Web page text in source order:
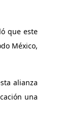
que este
México,
alianza
una